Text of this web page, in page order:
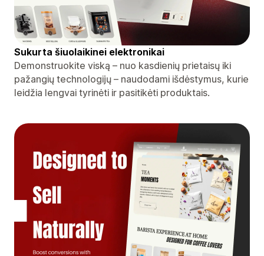
Sukurta šiuolaikinei elektronikai
Demonstruokite viską – nuo ​​kasdienių prietaisų iki
pažangių technologijų – naudodami išdėstymus, kurie
leidžia lengvai tyrinėti ir pasitikėti produktais.